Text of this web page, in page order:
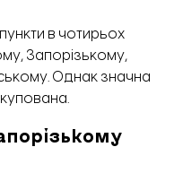
в чотирьох
Запорізькому,
Однак значна